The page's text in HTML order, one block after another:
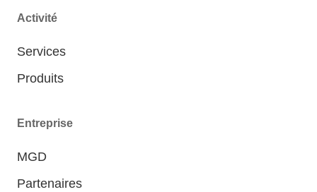
Activité
Services
Produits
Entreprise
MGD
Partenaires